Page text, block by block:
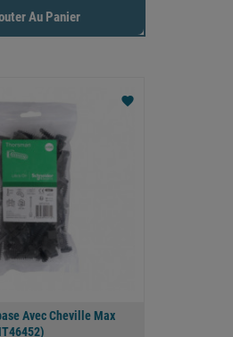
Au Panier
Avec Cheville Max
favorite